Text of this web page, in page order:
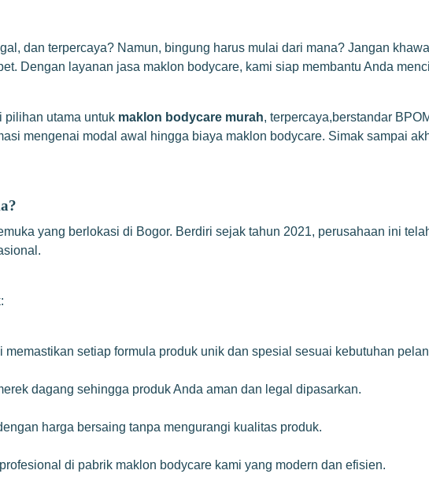
dan terpercaya? Namun, bingung harus mulai dari mana? Jangan
Dengan layanan jasa maklon bodycare, kami siap membantu Anda
pilihan utama untuk maklon bodycare murah, terpercaya,berstandar
mengenai modal awal hingga biaya maklon bodycare. Simak sampai
yang berlokasi di Bogor. Berdiri sejak tahun 2021, perusahaan ini
setiap formula produk unik dan spesial sesuai kebutuhan
dagang sehingga produk Anda aman dan legal dipasarkan.
harga bersaing tanpa mengurangi kualitas produk.
di pabrik maklon bodycare kami yang modern dan efisien.